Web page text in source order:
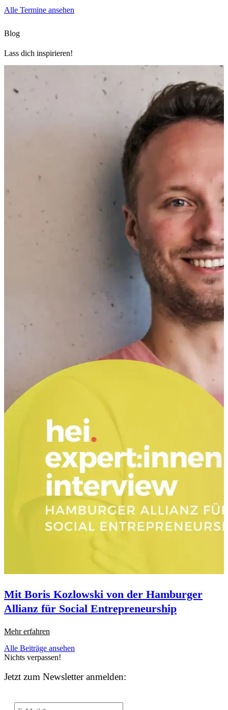
Alle Termine ansehen
Blog
Lass dich inspirieren!
Mit Boris Kozlowski von der Hamburger
Allianz für Social Entrepreneurship
Mehr erfahren
Alle Beiträge ansehen
Nichts verpassen!
Jetzt zum Newsletter anmelden: